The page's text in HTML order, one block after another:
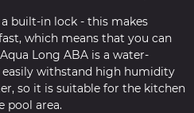
built-in lock - this makes
which means that you can
Long ABA is a water-
withstand high humidity
so it is suitable for the kitchen
pool area.